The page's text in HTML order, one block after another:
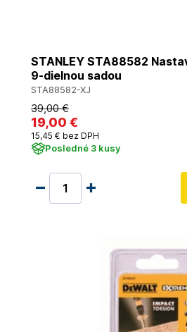
STANLEY STA88582
9-dielnou sadou
STA88582-XJ
39,00 €
19,00 €
15,45 € bez DPH
Posledné 3 kusy